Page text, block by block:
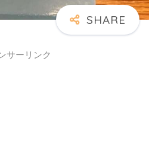
サーリンク